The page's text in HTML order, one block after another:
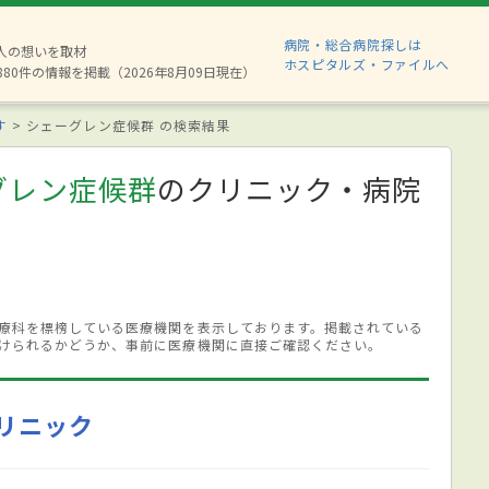
の想いを取材
件の情報を掲載（2026年8月09日現在）
病院・総合病院探しは
ホスピタルズ・ファイルへ
シェーグレン症候群 の検索結果
ン症候群のクリニック・病院
を標榜している医療機関を表示しております。掲載されている
れるかどうか、事前に医療機関に直接ご確認ください。
ニック